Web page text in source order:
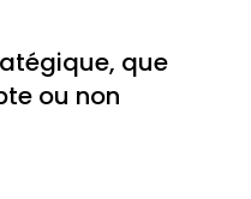
que
ou non